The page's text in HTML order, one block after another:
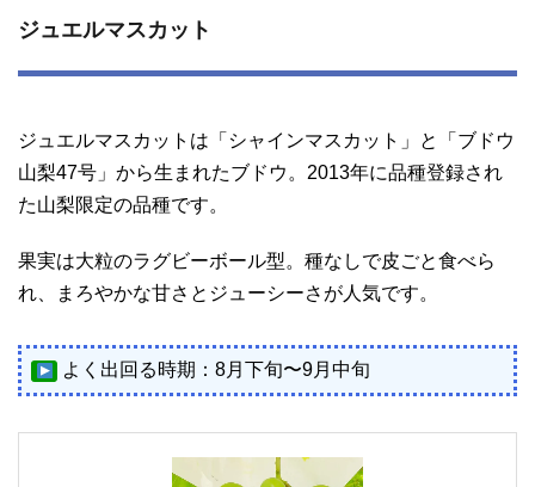
ジュエルマスカット
ジュエルマスカットは「シャインマスカット」と「ブドウ
山梨47号」から生まれたブドウ。2013年に品種登録され
た山梨限定の品種です。
果実は大粒のラグビーボール型。種なしで皮ごと食べら
れ、まろやかな甘さとジューシーさが人気です。
よく出回る時期：8月下旬〜9月中旬